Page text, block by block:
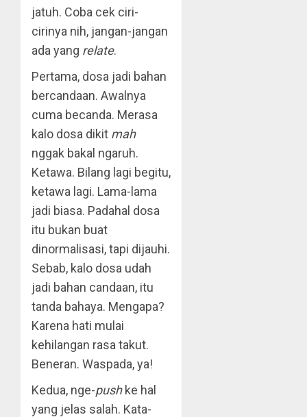
jatuh. Coba cek ciri-
cirinya nih, jangan-jangan
ada yang relate.
Pertama, dosa jadi bahan
bercandaan. Awalnya
cuma becanda. Merasa
kalo dosa dikit mah
nggak bakal ngaruh.
Ketawa. Bilang lagi begitu,
ketawa lagi. Lama-lama
jadi biasa. Padahal dosa
itu bukan buat
dinormalisasi, tapi dijauhi.
Sebab, kalo dosa udah
jadi bahan candaan, itu
tanda bahaya. Mengapa?
Karena hati mulai
kehilangan rasa takut.
Beneran. Waspada, ya!
Kedua, nge-push ke hal
yang jelas salah. Kata-